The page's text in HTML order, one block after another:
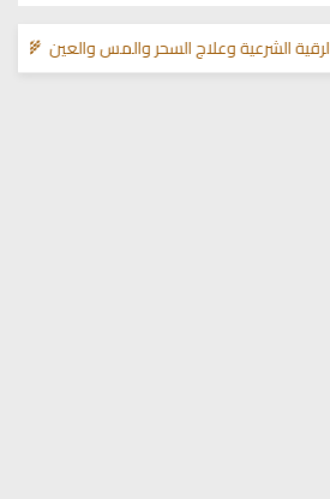
قناةوعلاج السحر والمس والعين 🌾